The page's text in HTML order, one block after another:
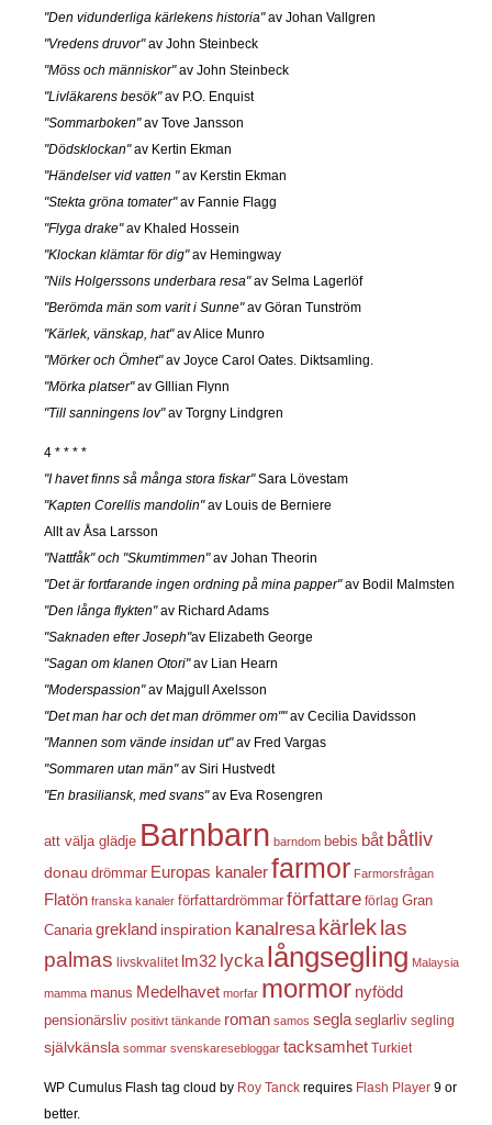
"Den vidunderliga kärlekens historia"av Johan Vallgren
"Vredens druvor"av John Steinbeck
"Möss och människor"av John Steinbeck
"Livläkarens besök"av P.O. Enquist
"Sommarboken"av Tove Jansson
"Dödsklockan"av Kertin Ekman
"Händelser vid vatten "av Kerstin Ekman
"Stekta gröna tomater"av Fannie Flagg
"Flyga drake"av Khaled Hossein
"Klockan klämtar för dig"av Hemingway
"Nils Holgerssons underbara resa"av Selma Lagerlöf
"Berömda män som varit i Sunne"av Göran Tunström
"Kärlek, vänskap, hat"av Alice Munro
"Mörker och Ömhet"av Joyce Carol Oates. Diktsamling.
"Mörka platser"av GIllian Flynn
"Till sanningens lov"av Torgny Lindgren
4 * * * *
"I havet finns så många stora fiskar"Sara Lövestam
"Kapten Corellis mandolin"av Louis de Berniere
Allt av Åsa Larsson
"Nattfåk" och "Skumtimmen"av Johan Theorin
"Det är fortfarande ingen ordning på mina papper"av Bodil Malmsten
"Den långa flykten"av Richard Adams
"Saknaden efter Joseph"av Elizabeth George
"Sagan om klanen Otori"av Lian Hearn
"Moderspassion"av Majgull Axelsson
"Det man har och det man drömmer om""av Cecilia Davidsson
"Mannen som vände insidan ut"av Fred Vargas
"Sommaren utan män"av Siri Hustvedt
"En brasiliansk, med svans"av Eva Rosengren
att välja glädje Barnbarn barndom bebis båt båtliv
donau drömmar Europas kanalerfarmor Farmorsfrågan
Flatön franska kanaler författardrömmar författare förlag Gran
Canaria grekland inspiration kanalresa kärleklas
palmas livskvalitet lm32 lycka långsegling Malaysia
mamma manus Medelhavet morfar mormor nyfödd
pensionärsliv positivt tänkande roman samos segla seglarliv segling
självkänsla sommar svenskaresebloggar tacksamhet Turkiet
WP Cumulus Flash tag cloud by Roy Tanck requires Flash Player 9 or
better.